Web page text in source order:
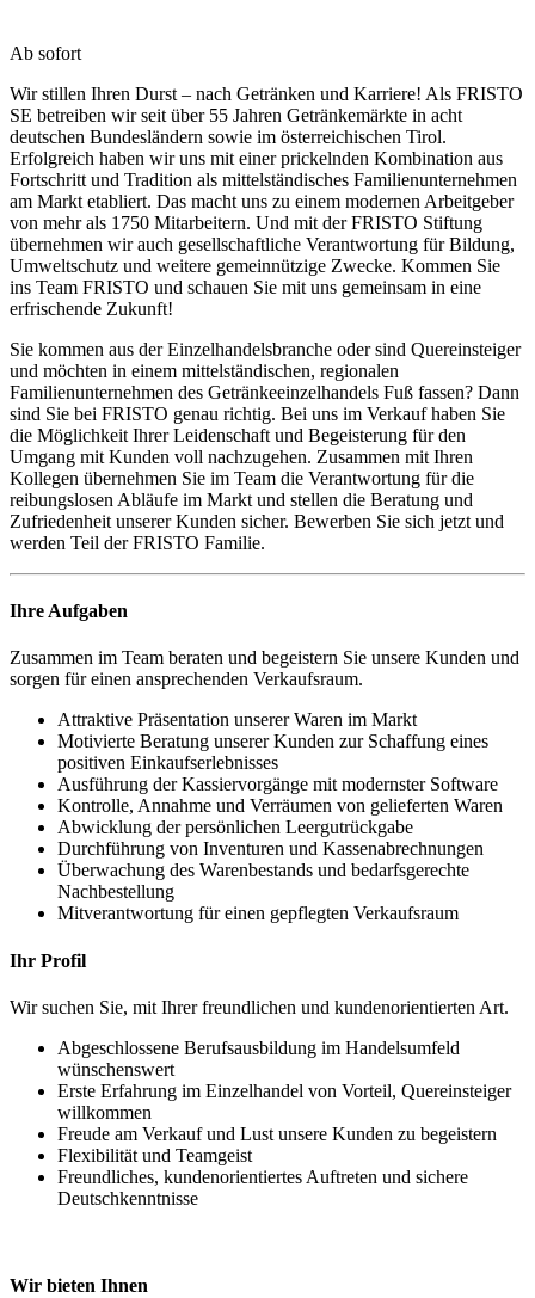
Ab sofort
Wir stillen Ihren Durst – nach Getränken und Karriere! Als FRISTO
SE betreiben wir seit über 55 Jahren Getränkemärkte in acht
deutschen Bundesländern sowie im österreichischen Tirol.
Erfolgreich haben wir uns mit einer prickelnden Kombination aus
Fortschritt und Tradition als mittelständisches Familienunternehmen
am Markt etabliert. Das macht uns zu einem modernen Arbeitgeber
von mehr als 1750 Mitarbeitern. Und mit der FRISTO Stiftung
übernehmen wir auch gesellschaftliche Verantwortung für Bildung,
Umweltschutz und weitere gemeinnützige Zwecke. Kommen Sie
ins Team FRISTO und schauen Sie mit uns gemeinsam in eine
erfrischende Zukunft!
Sie kommen aus der Einzelhandelsbranche oder sind Quereinsteiger
und möchten in einem mittelständischen, regionalen
Familienunternehmen des Getränkeeinzelhandels Fuß fassen? Dann
sind Sie bei FRISTO genau richtig. Bei uns im Verkauf haben Sie
die Möglichkeit Ihrer Leidenschaft und Begeisterung für den
Umgang mit Kunden voll nachzugehen. Zusammen mit Ihren
Kollegen übernehmen Sie im Team die Verantwortung für die
reibungslosen Abläufe im Markt und stellen die Beratung und
Zufriedenheit unserer Kunden sicher. Bewerben Sie sich jetzt und
werden Teil der FRISTO Familie.
Ihre Aufgaben
Zusammen im Team beraten und begeistern Sie unsere Kunden und
sorgen für einen ansprechenden Verkaufsraum.
Attraktive Präsentation unserer Waren im Markt
Motivierte Beratung unserer Kunden zur Schaffung eines
positiven Einkaufserlebnisses
Ausführung der Kassiervorgänge mit modernster Software
Kontrolle, Annahme und Verräumen von gelieferten Waren
Abwicklung der persönlichen Leergutrückgabe
Durchführung von Inventuren und Kassenabrechnungen
Überwachung des Warenbestands und bedarfsgerechte
Nachbestellung
Mitverantwortung für einen gepflegten Verkaufsraum
Ihr Profil
Wir suchen Sie, mit Ihrer freundlichen und kundenorientierten Art.
Abgeschlossene Berufsausbildung im Handelsumfeld
wünschenswert
Erste Erfahrung im Einzelhandel von Vorteil, Quereinsteiger
willkommen
Freude am Verkauf und Lust unsere Kunden zu begeistern
Flexibilität und Teamgeist
Freundliches, kundenorientiertes Auftreten und sichere
Deutschkenntnisse
Wir bieten Ihnen